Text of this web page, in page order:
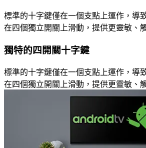
標準的十字鍵僅在一個支點上運作，導
在四個獨立開關上滑動，提供更靈敏、
獨特的四開關十字鍵
標準的十字鍵僅在一個支點上運作，導
在四個獨立開關上滑動，提供更靈敏、